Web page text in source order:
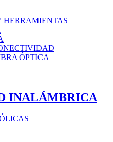
HERRAMIENTAS
ÓPTICA
INALÁMBRICA